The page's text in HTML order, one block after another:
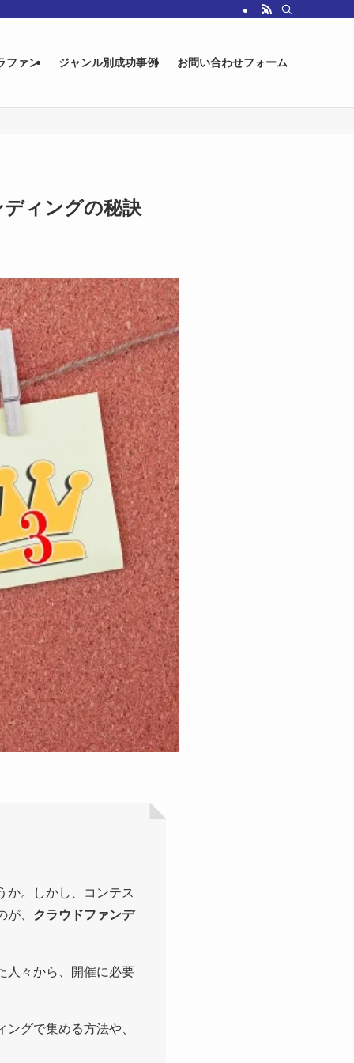
ファン ジャンル別成功事例 お問い合わせフォーム
ィングの秘訣
。しかし、
コンテス
、 クラウドファンデ
人々から、開催に必要
グで集める方法や、